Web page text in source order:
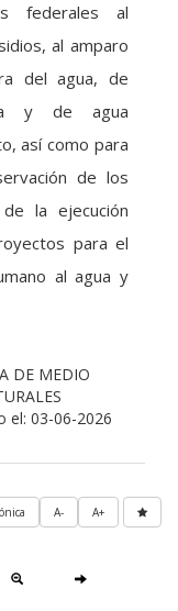
federales al
al amparo
del agua, de
y de agua
así como para
de los
la ejecución
para el
al agua y
DE MEDIO
el: 03-06-2026
A+
A-